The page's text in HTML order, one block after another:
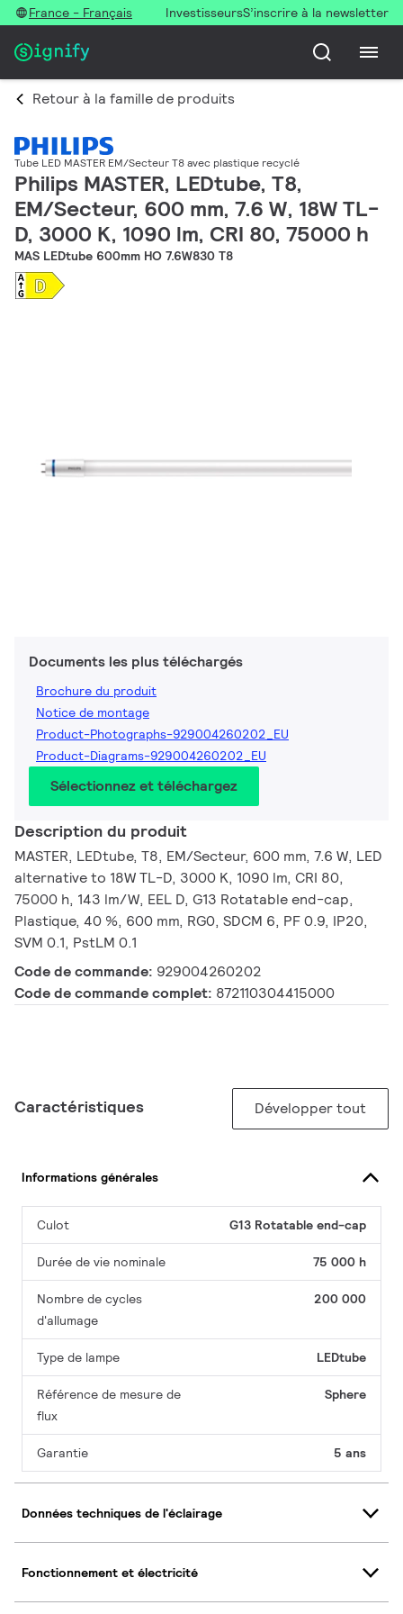
France - Français InvestisseursS’inscrire à la newsletter
Retour à la famille de produits
Tube LED MASTER EM/Secteur T8 avec plastique recyclé
Philips MASTER, LEDtube, T8,
EM/Secteur, 600 mm, 7.6 W, 18W TL-
D, 3000 K, 1090 lm, CRI 80, 75000 h
MAS LEDtube 600mm HO 7.6W830 T8
Documents les plus téléchargés
Brochure du produit
Notice de montage
Product-Photographs-929004260202_EU
Product-Diagrams-929004260202_EU
Sélectionnez et téléchargez
Description du produit
MASTER, LEDtube, T8, EM/Secteur, 600 mm, 7.6 W, LED
alternative to 18W TL-D, 3000 K, 1090 lm, CRI 80,
75000 h, 143 lm/W, EEL D, G13 Rotatable end-cap,
Plastique, 40 %, 600 mm, RG0, SDCM 6, PF 0.9, IP20,
SVM 0.1, PstLM 0.1
Code de commande: 929004260202
Code de commande complet: 872110304415000
Caractéristiques Développer tout
Informations générales
Culot G13 Rotatable end-cap
Durée de vie nominale 75 000 h
Nombre de cycles
d'allumage
200 000
Type de lampe LEDtube
Référence de mesure de
flux
Sphere
Garantie 5 ans
Données techniques de l'éclairage
Fonctionnement et électricité